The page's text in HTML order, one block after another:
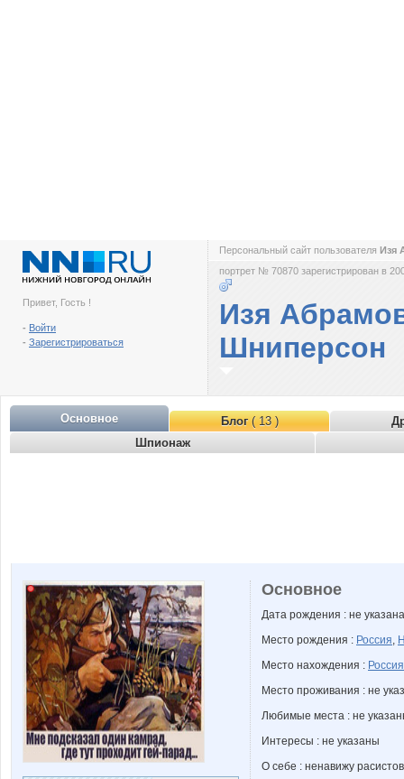
Привет, Гость !
- Войти
- Зарегистрироваться
Персональный сайт пользователя Изя
портрет № 70870 зарегистрирован в
Изя
Шниперсон
Основное Блог( 13 )
Шпионаж
Основное
Дата рождения : не указана
Место рождения : Россия,
Место нахождения : Россия
Место проживания : не
Любимые места : не
Интересы : не указаны
О себе : ненавижу